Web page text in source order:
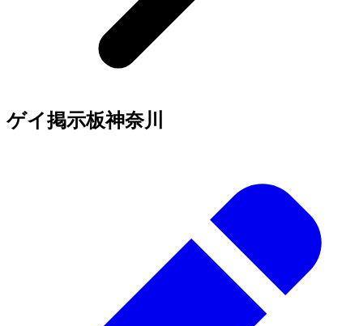
ゲイ掲示板神奈川